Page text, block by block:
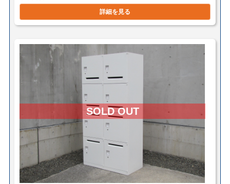
詳細を見る